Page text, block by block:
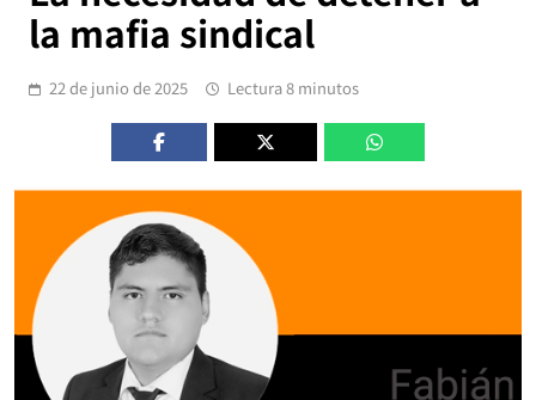
la mafia sindical
22 de junio de 2025 Lectura 8 minutos